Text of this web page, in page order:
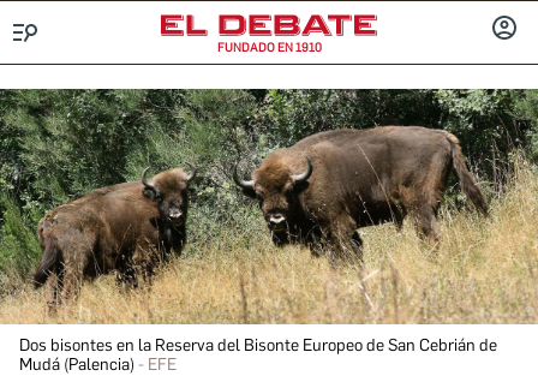
FUNDADO EN 1910
Dos bisontes en la Reserva del Bisonte Europeo de San Cebrián de
Mudá (Palencia)
EFE